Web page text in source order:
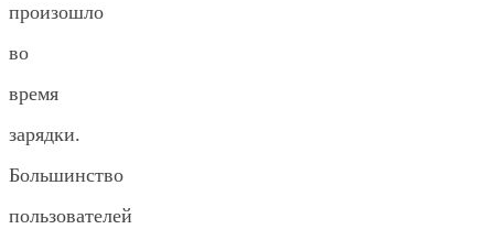
произошло
во
время
зарядки.
Большинство
пользователей